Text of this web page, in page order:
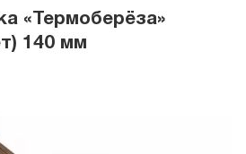
«Термоберёза»
140 мм